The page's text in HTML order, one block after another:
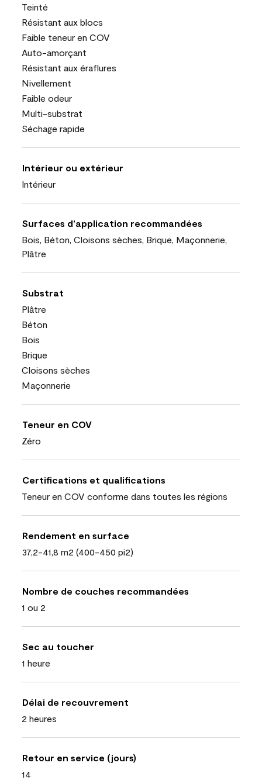
Teinté
Résistant aux blocs
Faible teneur en COV
Auto-amorçant
Résistant aux éraflures
Nivellement
Faible odeur
Multi-substrat
Séchage rapide
Intérieur ou extérieur
Intérieur
Surfaces d’application recommandées
Bois, Béton, Cloisons sèches, Brique, Maçonnerie,
Plâtre
Substrat
Plâtre
Béton
Bois
Brique
Cloisons sèches
Maçonnerie
Teneur en COV
Zéro
Certifications et qualifications
Teneur en COV conforme dans toutes les régions
Rendement en surface
37,2-41,8 m2 (400-450 pi2)
Nombre de couches recommandées
1 ou 2
Sec au toucher
1 heure
Délai de recouvrement
2 heures
Retour en service (jours)
14